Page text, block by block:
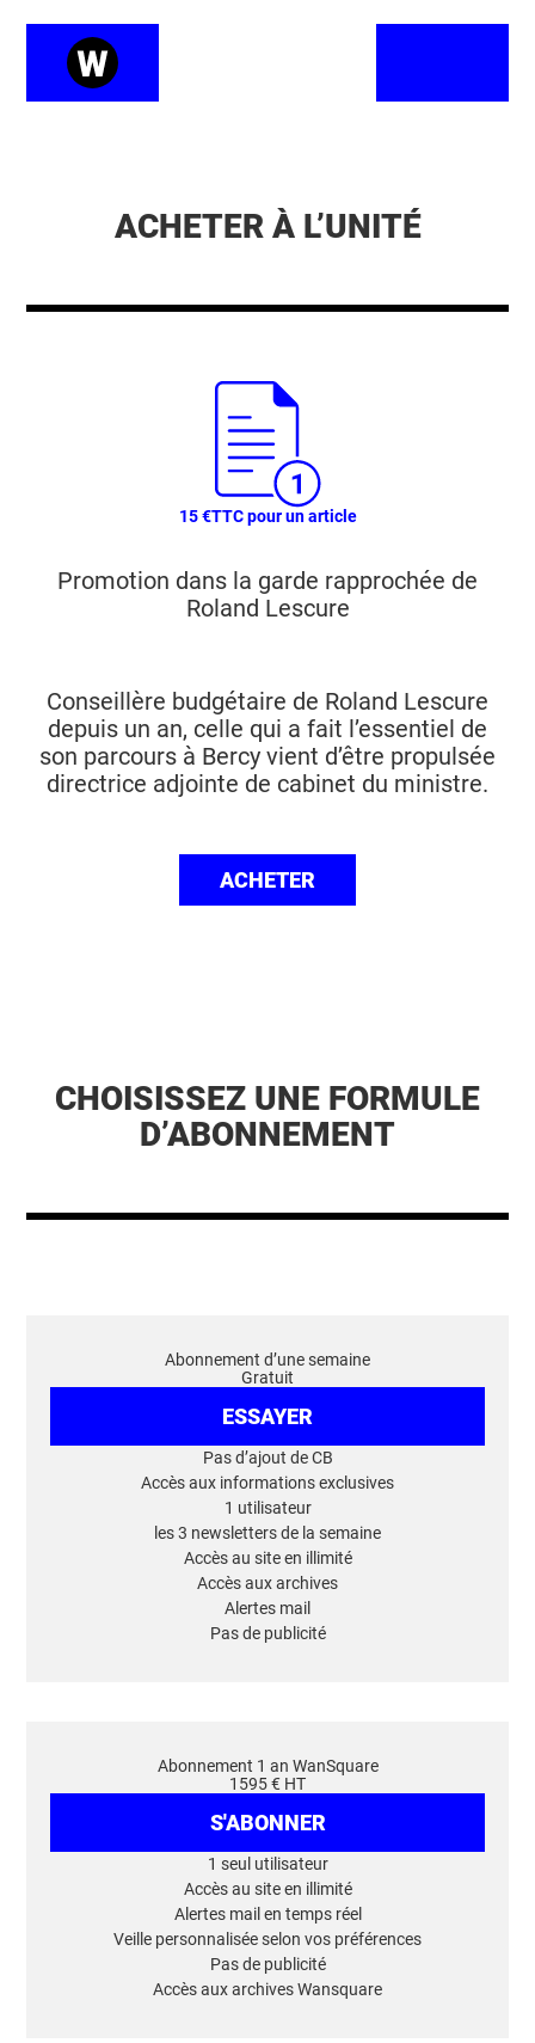
ACHETER À L’UNITÉ
15 €TTC pour un article
Promotion dans la garde rapprochée de
Roland Lescure
Conseillère budgétaire de Roland Lescure
depuis un an, celle qui a fait l’essentiel de
son parcours à Bercy vient d’être propulsée
directrice adjointe de cabinet du ministre.
ACHETER
CHOISISSEZ UNE FORMULE
D’ABONNEMENT
Abonnement d’une semaine
Gratuit
ESSAYER
Pas d’ajout de CB
Accès aux informations exclusives
1 utilisateur
les 3 newsletters de la semaine
Accès au site en illimité
Accès aux archives
Alertes mail
Pas de publicité
Abonnement 1 an WanSquare
1595 € HT
S'ABONNER
1 seul utilisateur
Accès au site en illimité
Alertes mail en temps réel
Veille personnalisée selon vos préférences
Pas de publicité
Accès aux archives Wansquare